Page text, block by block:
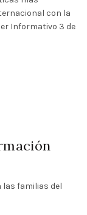
con la
Informativo 3 de
las familias del